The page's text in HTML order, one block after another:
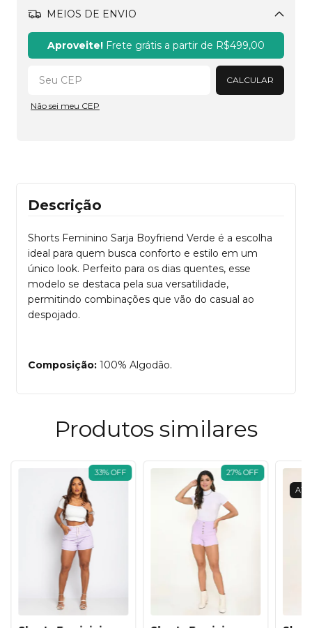
MEIOS DE ENVIO
Alterar CEP
Aproveite! Frete grátis a partir de R$499,00
CALCULAR
Não sei meu CEP
Descrição
Shorts Feminino Sarja Boyfriend Verde é a escolha
ideal para quem busca conforto e estilo em um
único look. Perfeito para os dias quentes, esse
modelo se destaca pela sua versatilidade,
permitindo combinações que vão do casual ao
despojado.
Composição: 100% Algodão.
Produtos similares
33%OFF 27%OFF